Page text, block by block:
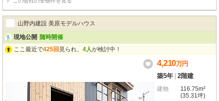
事業 ※オープンハウスについては水曜日・日曜日は定休日とさせていただき
ます。
山野内建設 美原モデルハウス
現地公開 随時開催
ここ最近で425回 見られ、 4人が検討中！
4,210万円
築5年 2階建
建物
116.75m²
(35.31坪)